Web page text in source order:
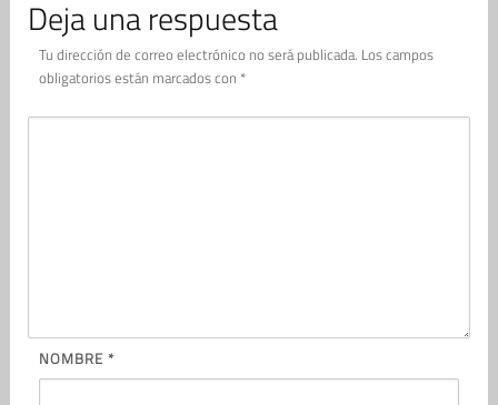
Deja una respuesta
Tu dirección de correo electrónico no será publicada. Los campos
obligatorios están marcados con *
NOMBRE *